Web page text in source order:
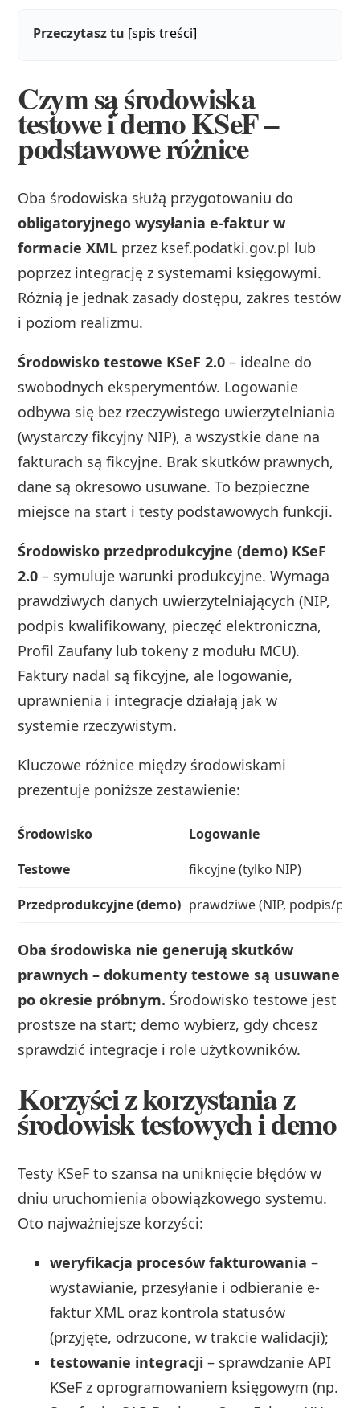
Przeczytasz tu [spis treści]
Czym są środowiska
testowe i demo KSeF –
podstawowe różnice
Oba środowiska służą przygotowaniu do
obligatoryjnego wysyłania e-faktur w
formacie XML przez ksef.podatki.gov.pl lub
poprzez integrację z systemami księgowymi.
Różnią je jednak zasady dostępu, zakres testów
i poziom realizmu.
Środowisko testowe KSeF 2.0 – idealne do
swobodnych eksperymentów. Logowanie
odbywa się bez rzeczywistego uwierzytelniania
(wystarczy fikcyjny NIP), a wszystkie dane na
fakturach są fikcyjne. Brak skutków prawnych,
dane są okresowo usuwane. To bezpieczne
miejsce na start i testy podstawowych funkcji.
Środowisko przedprodukcyjne (demo) KSeF
2.0 – symuluje warunki produkcyjne. Wymaga
prawdziwych danych uwierzytelniających (NIP,
podpis kwalifikowany, pieczęć elektroniczna,
Profil Zaufany lub tokeny z modułu MCU).
Faktury nadal są fikcyjne, ale logowanie,
uprawnienia i integracje działają jak w
systemie rzeczywistym.
Kluczowe różnice między środowiskami
prezentuje poniższe zestawienie:
Środowisko
Logowanie
Testowe
fikcyjne (tylko NIP)
Przedprodukcyjne (demo) prawdziwe (NIP, podpis/
Oba środowiska nie generują skutków
prawnych – dokumenty testowe są usuwane
po okresie próbnym. Środowisko testowe jest
prostsze na start; demo wybierz, gdy chcesz
sprawdzić integracje i role użytkowników.
Korzyści z korzystania z
środowisk testowych i demo
Testy KSeF to szansa na uniknięcie błędów w
dniu uruchomienia obowiązkowego systemu.
Oto najważniejsze korzyści:
weryfikacja procesów fakturowania –
wystawianie, przesyłanie i odbieranie e-
faktur XML oraz kontrola statusów
(przyjęte, odrzucone, w trakcie walidacji);
testowanie integracji – sprawdzanie API
KSeF z oprogramowaniem księgowym (np.